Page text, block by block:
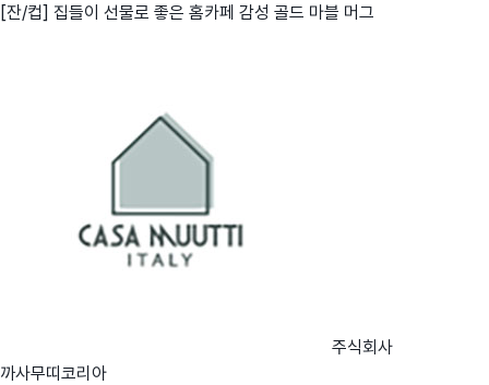
[잔/컵] 집들이 선물로 좋은 홈카페 감성 골드 마블 머그
주식회사
까사무띠코리아